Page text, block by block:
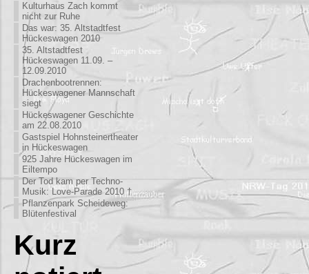
Kulturhaus Zach kommt
nicht zur Ruhe
Das war: 35. Altstadtfest
Hückeswagen 2010
35. Altstadtfest
Hückeswagen 11.09. –
12.09.2010
Drachenbootrennen:
Hückeswagener Mannschaft
siegt
Hückeswagener Geschichte
am 22.08.2010
Gastspiel Hohnsteinertheater
in Hückeswagen
925 Jahre Hückeswagen im
Eiltempo
Der Tod kam per Techno-
Musik: Love-Parade 2010 †
Pflanzenpark Scheideweg:
Blütenfestival
Kurz